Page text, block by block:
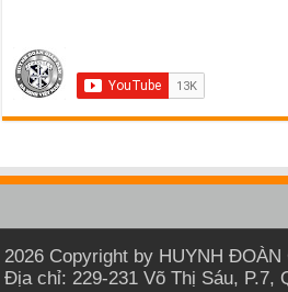
2026 Copyright by HUYNH
Địa chỉ: 229-231 Võ Thị Sáu, P.7,